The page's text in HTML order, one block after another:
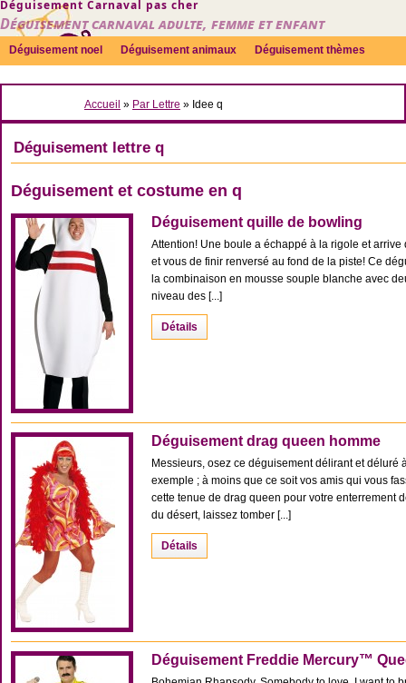
Déguisement Carnaval pas cher
Déguisement carnaval adulte, femme et enfant
Déguisement noel Déguisement animaux Déguisement thèmes
Sexy Déguisement couple Déguisements par genre Idées
Accueil » Par Lettre » Idee q
Déguisement lettre q
Déguisement et costume en q
Déguisement quille de bowling
Attention! Une boule a échappé à la rigole et
et vous de finir renversé au fond de la piste! Ce
la combinaison en mousse souple blanche avec
niveau des [...]
Détails
Déguisement drag queen homme
Messieurs, osez ce déguisement délirant et déluré
exemple ; à moins que ce soit vos amis qui vous
cette tenue de drag queen pour votre enterrement
du désert, laissez tomber [...]
Détails
Déguisement Freddie Mercury™